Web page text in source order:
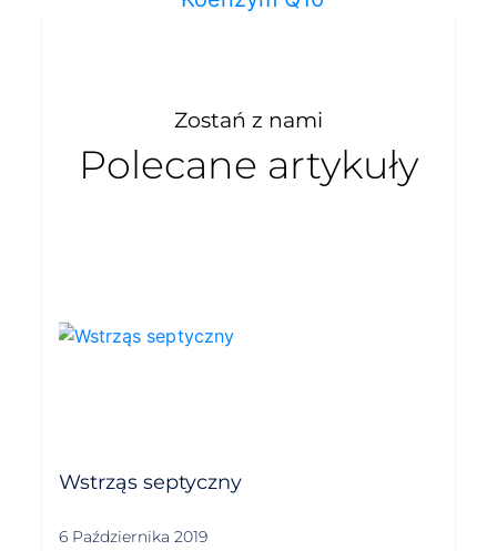
Zostań z nami
Polecane artykuły
Wstrząs septyczny
6 Października 2019